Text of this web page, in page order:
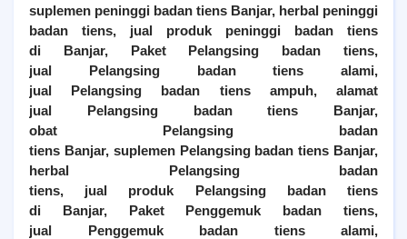
suplemen peninggi badan tiens Banjar, herbal peninggi
badan tiens, jual produk peninggi badan tiens
di Banjar, Paket Pelangsing badan tiens,
jual Pelangsingbadan tiens alami,
jual Pelangsing badan tiens ampuh, alamat
jual Pelangsingbadan tiens Banjar,
obat Pelangsing badan
tiens Banjar, suplemen Pelangsingbadan tiens Banjar,
herbal Pelangsingbadan
tiens, jual produk Pelangsingbadan tiens
di Banjar, Paket Penggemuk badan tiens,
jual Penggemukbadan tiens alami,